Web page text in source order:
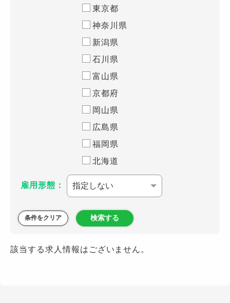
東京都
神奈川県
新潟県
石川県
富山県
京都府
岡山県
広島県
福岡県
北海道
雇用形態：
条件をクリア 検索する
該当する求人情報はございません。